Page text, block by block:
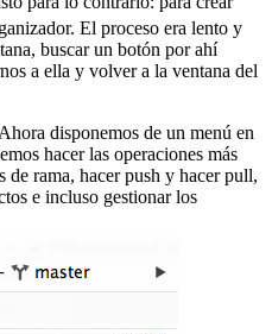
El proceso era lento y
buscar un botón por ahí
a ella y volver a la ventana del
disponemos de un menú en
hacer las operaciones más
de rama, hacer push y hacer pull,
e incluso gestionar los